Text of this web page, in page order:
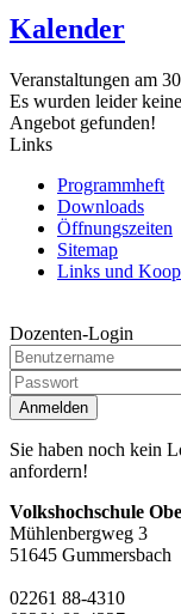
Kalender
Veranstaltungen am
Es wurden leider
Angebot gefunden!
Links
Programmheft
Downloads
Öffnungszeiten
Sitemap
Links und
Dozenten-Login
Anmelden
Sie haben noch kein
anfordern!
Volkshochschule
Mühlenbergweg 3
51645 Gummersbach
02261 88-4310